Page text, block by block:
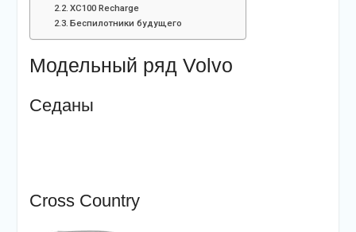
XC100 Recharge
Беспилотники будущего
Модельный ряд Volvo
Седаны
Cross Country